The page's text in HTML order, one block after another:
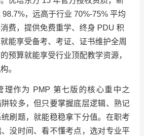
，远高于行业 70%-75% 平均
费，提供免费重学、终身 PDU 积
能享受备考、考证、证书维护全周
预算就能享受行业顶配教学资源，
。
理作为 PMP 第七版的核心重中之
较多，但只要掌握底层逻辑、熟记
刷题，就能稳稳拿下分值。在职考
没时间、看不懂考点，选对专业平